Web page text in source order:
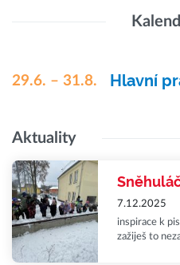
29.6. – 31.8. Hlavní
Aktuality
7.12.2025
inspirace k
zažiješ to